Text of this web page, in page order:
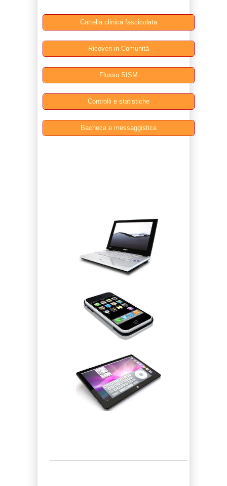
Cartella clinica fascicolata
Ricoveri in Comunità
Flusso SISM
Controlli e statistiche
Bacheca e messaggistica